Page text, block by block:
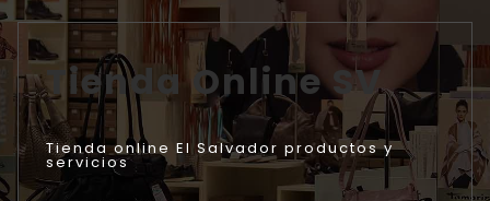
Tienda Online SV
Tienda online El Salvador productos y
servicios